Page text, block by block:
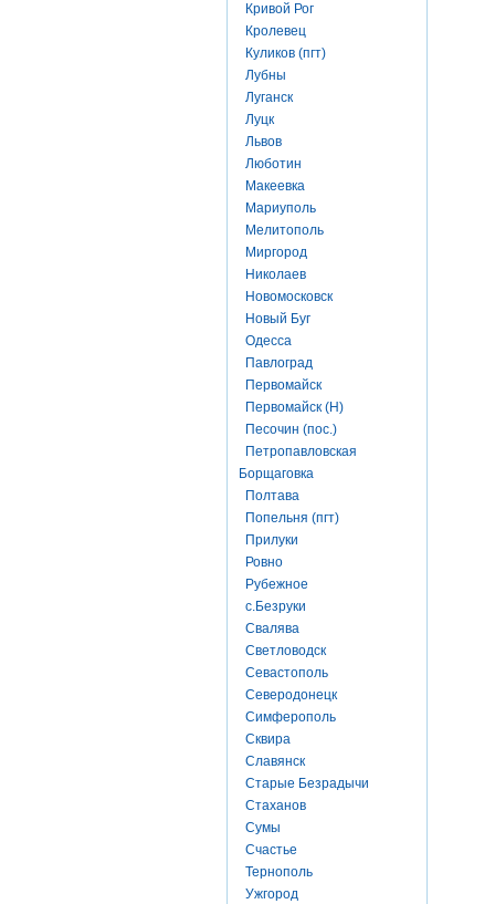
Кривой Рог
Кролевец
Куликов (пгт)
Лубны
Луганск
Луцк
Львов
Люботин
Макеевка
Мариуполь
Мелитополь
Миргород
Николаев
Новомосковск
Новый Буг
Одесса
Павлоград
Первомайск
Первомайск (Н)
Песочин (пос.)
Петропавловская
Борщаговка
Полтава
Попельня (пгт)
Прилуки
Ровно
Рубежное
с.Безруки
Свалява
Светловодск
Севастополь
Северодонецк
Симферополь
Сквира
Славянск
Старые Безрадычи
Стаханов
Сумы
Счастье
Тернополь
Ужгород